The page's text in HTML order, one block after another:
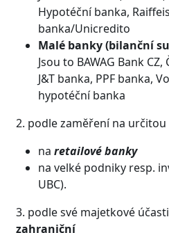
Hypotéční banka,
banka/Unicredito
Malé banky (bilanční
Jsou to BAWAG Bank
J&T banka, PPF banka,
hypotéční banka
2. podle zaměření na
na retailové banky
na velké podniky resp.
UBC).
3. podle své majetkové
zahraniční